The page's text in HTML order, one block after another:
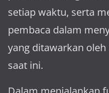
setiap waktu, serta
pembaca dalam
yang ditawarkan
saat ini.